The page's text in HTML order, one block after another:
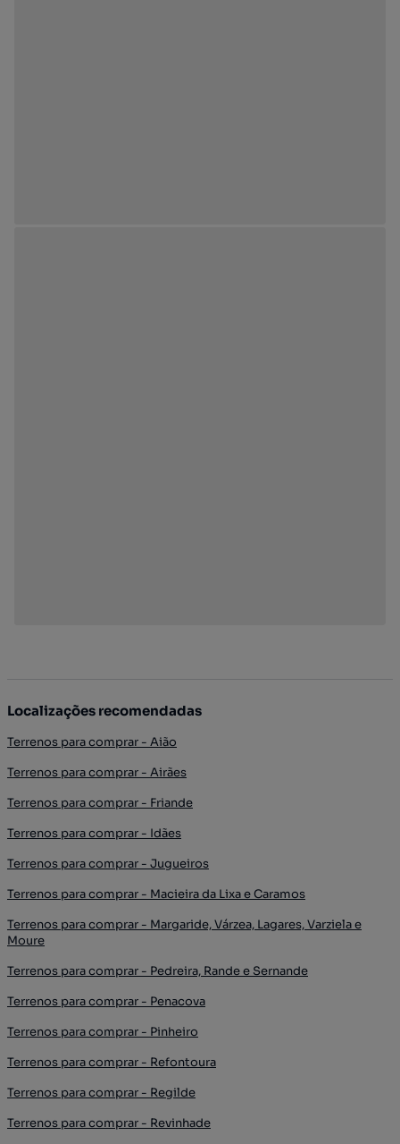
Localizações recomendadas
Terrenos para comprar - Aião
Terrenos para comprar - Airães
Terrenos para comprar - Friande
Terrenos para comprar - Idães
Terrenos para comprar - Jugueiros
Terrenos para comprar - Macieira da Lixa e Caramos
Terrenos para comprar - Margaride, Várzea, Lagares, Varziela e
Moure
Terrenos para comprar - Pedreira, Rande e Sernande
Terrenos para comprar - Penacova
Terrenos para comprar - Pinheiro
Terrenos para comprar - Refontoura
Terrenos para comprar - Regilde
Terrenos para comprar - Revinhade